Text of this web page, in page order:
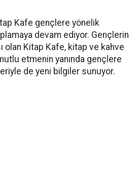
Kafe gençlere yönelik
devam ediyor. Gençlerin
olan Kitap Kafe, kitap ve kahve
etmenin yanında gençlere
de yeni bilgiler sunuyor.